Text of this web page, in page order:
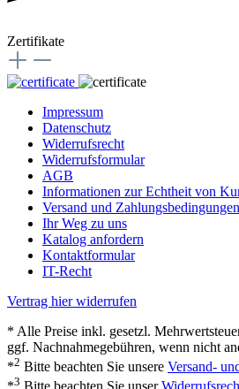
Zertifikate
Impressum
Datenschutz
Widerrufsrecht
Widerrufsformular
AGB
Informationen zur Echtheit von
Versand und Zahlungsbedingungen
Ihr Weg zu uns
Katalog anfordern
Kontaktformular
IT-Recht
Vertrag hier widerrufen
* Alle Preise inkl. gesetzl.
ggf. Nachnahmegebühren, wenn nicht
*2 Bitte beachten Sie unsere Versand-
3